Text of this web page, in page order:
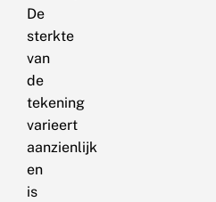
De
sterkte
van
de
tekening
varieert
aanzienlijk
en
is